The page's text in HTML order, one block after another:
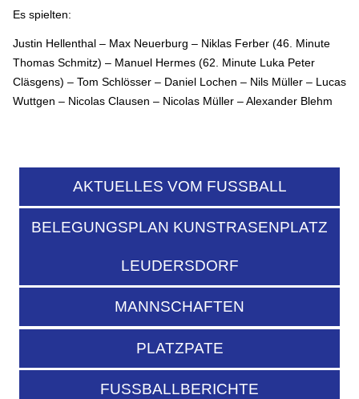
Es spielten:
Justin Hellenthal – Max Neuerburg – Niklas Ferber (46. Minute
Thomas Schmitz) – Manuel Hermes (62. Minute Luka Peter
Cläsgens) – Tom Schlösser – Daniel Lochen – Nils Müller – Lucas
Wuttgen – Nicolas Clausen – Nicolas Müller – Alexander Blehm
AKTUELLES VOM FUSSBALL
BELEGUNGSPLAN KUNSTRASENPLATZ
LEUDERSDORF
MANNSCHAFTEN
PLATZPATE
FUSSBALLBERICHTE